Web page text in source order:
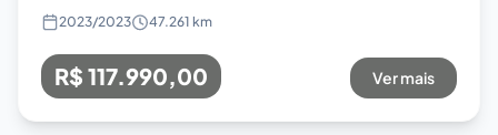
2023/2023 47.261 km
R$ 117.990,00 Ver mais